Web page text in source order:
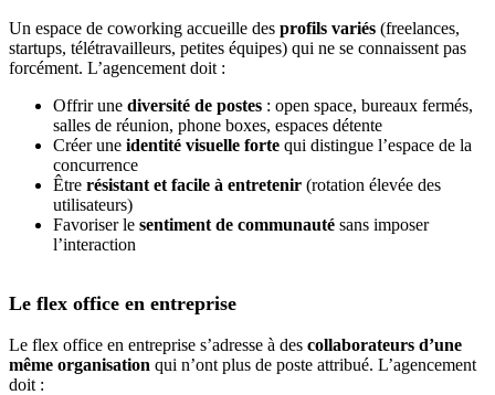
Un espace de coworking accueille des profils variés (freelances,
startups, télétravailleurs, petites équipes) qui ne se connaissent pas
forcément. L’agencement doit :
Offrir une diversité de postes : open space, bureaux fermés,
salles de réunion, phone boxes, espaces détente
Créer une identité visuelle forte qui distingue l’espace de la
concurrence
Être résistant et facile à entretenir (rotation élevée des
utilisateurs)
Favoriser le sentiment de communauté sans imposer
l’interaction
Le flex office en entreprise
Le flex office en entreprise s’adresse à des collaborateurs d’une
même organisation qui n’ont plus de poste attribué. L’agencement
doit :